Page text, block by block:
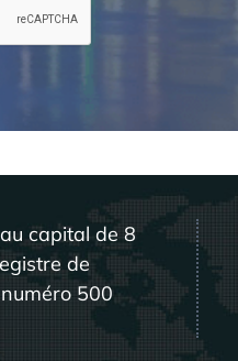
capital de 8
de
500